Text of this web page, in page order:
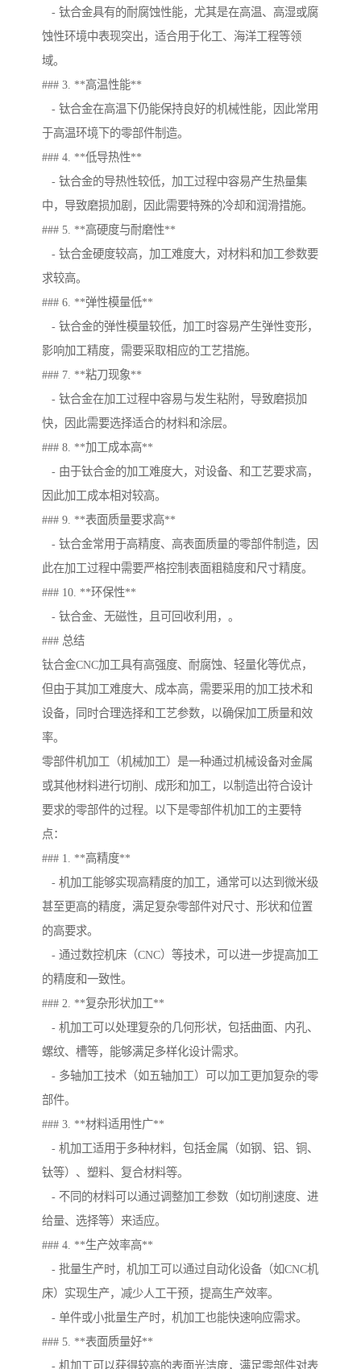
- 钛合金具有的耐腐蚀性能，尤其是在高温、高湿或腐
蚀性环境中表现突出，适合用于化工、海洋工程等领
域。
### 3. **高温性能**
- 钛合金在高温下仍能保持良好的机械性能，因此常用
于高温环境下的零部件制造。
### 4. **低导热性**
- 钛合金的导热性较低，加工过程中容易产生热量集
中，导致磨损加剧，因此需要特殊的冷却和润滑措施。
### 5. **高硬度与耐磨性**
- 钛合金硬度较高，加工难度大，对材料和加工参数要
求较高。
### 6. **弹性模量低**
- 钛合金的弹性模量较低，加工时容易产生弹性变形，
影响加工精度，需要采取相应的工艺措施。
### 7. **粘刀现象**
- 钛合金在加工过程中容易与发生粘附，导致磨损加
快，因此需要选择适合的材料和涂层。
### 8. **加工成本高**
- 由于钛合金的加工难度大，对设备、和工艺要求高，
因此加工成本相对较高。
### 9. **表面质量要求高**
- 钛合金常用于高精度、高表面质量的零部件制造，因
此在加工过程中需要严格控制表面粗糙度和尺寸精度。
### 10. **环保性**
- 钛合金、无磁性，且可回收利用，。
### 总结
钛合金CNC加工具有高强度、耐腐蚀、轻量化等优点，
但由于其加工难度大、成本高，需要采用的加工技术和
设备，同时合理选择和工艺参数，以确保加工质量和效
率。
零部件机加工（机械加工）是一种通过机械设备对金属
或其他材料进行切削、成形和加工，以制造出符合设计
要求的零部件的过程。以下是零部件机加工的主要特
点：
### 1. **高精度**
- 机加工能够实现高精度的加工，通常可以达到微米级
甚至更高的精度，满足复杂零部件对尺寸、形状和位置
的高要求。
- 通过数控机床（CNC）等技术，可以进一步提高加工
的精度和一致性。
### 2. **复杂形状加工**
- 机加工可以处理复杂的几何形状，包括曲面、内孔、
螺纹、槽等，能够满足多样化设计需求。
- 多轴加工技术（如五轴加工）可以加工更加复杂的零
部件。
### 3. **材料适用性广**
- 机加工适用于多种材料，包括金属（如钢、铝、铜、
钛等）、塑料、复合材料等。
- 不同的材料可以通过调整加工参数（如切削速度、进
给量、选择等）来适应。
### 4. **生产效率高**
- 批量生产时，机加工可以通过自动化设备（如CNC机
床）实现生产，减少人工干预，提高生产效率。
- 单件或小批量生产时，机加工也能快速响应需求。
### 5. **表面质量好**
- 机加工可以获得较高的表面光洁度，满足零部件对表